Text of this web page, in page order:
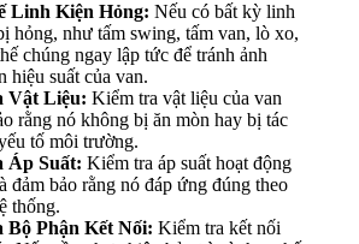
Linh Kiện Hỏng: Nếu có bất kỳ linh
hỏng, như tấm swing, tấm van, lò xo,
chúng ngay lập tức để tránh ảnh
hiệu suất của van.
Vật Liệu: Kiểm tra vật liệu của van
rằng nó không bị ăn mòn hay bị tác
tố môi trường.
Áp Suất: Kiểm tra áp suất hoạt động
đảm bảo rằng nó đáp ứng đúng theo
thống.
Bộ Phận Kết Nối: Kiểm tra kết nối